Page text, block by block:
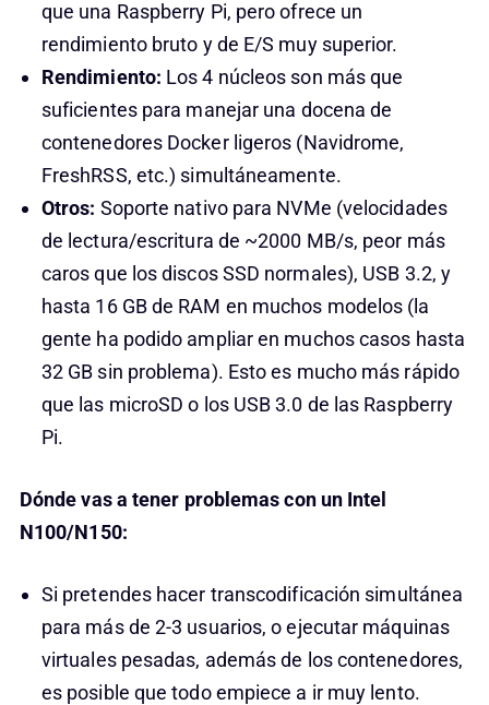
que una Raspberry Pi, pero ofrece un
rendimiento bruto y de E/S muy superior.
Rendimiento: Los 4 núcleos son más que
suficientes para manejar una docena de
contenedores Docker ligeros (Navidrome,
FreshRSS, etc.) simultáneamente.
Otros: Soporte nativo para NVMe (velocidades
de lectura/escritura de ~2000 MB/s, peor más
caros que los discos SSD normales), USB 3.2, y
hasta 16 GB de RAM en muchos modelos (la
gente ha podido ampliar en muchos casos hasta
32 GB sin problema). Esto es mucho más rápido
que las microSD o los USB 3.0 de las Raspberry
Pi.
Dónde vas a tener problemas con un Intel
N100/N150:
Si pretendes hacer transcodificación simultánea
para más de 2-3 usuarios, o ejecutar máquinas
virtuales pesadas, además de los contenedores,
es posible que todo empiece a ir muy lento.